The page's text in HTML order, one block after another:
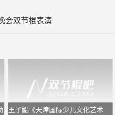
会双节棍表演
王子鲲《天津国际少儿文化艺术